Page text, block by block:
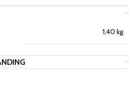
1,40 kg